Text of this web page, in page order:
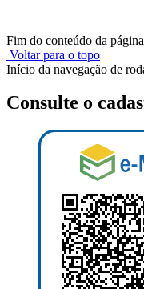
Fim do conteúdo da página
Voltar para o topo
Início da navegação de
Consulte o